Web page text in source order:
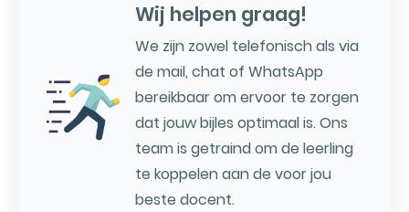
Wij helpen graag!
We zijn zowel telefonisch als via
de mail, chat of WhatsApp
bereikbaar om ervoor te zorgen
dat jouw bijles optimaal is. Ons
team is getraind om de leerling
te koppelen aan de voor jou
beste docent.